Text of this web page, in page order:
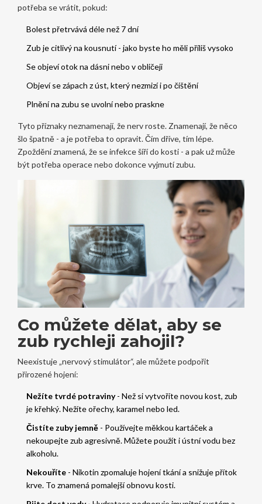
potřeba se vrátit, pokud:
Bolest přetrvává déle než 7 dní
Zub je citlivý na kousnutí - jako byste ho měli příliš vysoko
Se objeví otok na dásni nebo v obličeji
Objeví se zápach z úst, který nezmizí i po čištění
Plnění na zubu se uvolní nebo praskne
Tyto příznaky neznamenají, že nerv roste. Znamenají, že něco
šlo špatně - a je potřeba to opravit. Čím dříve, tím lépe.
Zpoždění znamená, že se infekce šíří do kosti - a pak už může
být potřeba operace nebo dokonce vyjmutí zubu.
Co můžete dělat, aby se
zub rychleji zahojil?
Neexistuje „nervový stimulátor“, ale můžete podpořit
přirozené hojení:
Nežíte tvrdé potraviny- Než si vytvoříte novou kost, zub
je křehký. Nežíte ořechy, karamel nebo led.
Čistíte zuby jemně- Používejte měkkou kartáček a
nekoupejte zub agresivně. Můžete použít i ústní vodu bez
alkoholu.
Nekouříte- Nikotin zpomaluje hojení tkání a snižuje přítok
krve. To znamená pomalejší obnovu kosti.